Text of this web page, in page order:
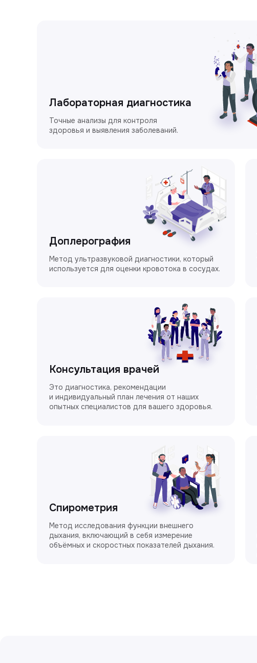
Лабораторная диагностика
Точные анализы для контроля
здоровья и выявления заболеваний.
Доплерография
Метод ультразвуковой диагностики, который
используется для оценки кровотока в сосудах.
Консультация врачей
Это диагностика, рекомендации
и индивидуальный план лечения от наших
опытных специалистов для вашего здоровья.
Спирометрия
Метод исследования функции внешнего
дыхания, включающий в себя измерение
объёмных и скоростных показателей дыхания.